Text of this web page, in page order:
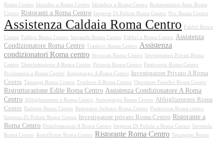
Roma Centro
Idraulici a Roma Centro Idraulico a Roma Centro
Rottamazione Auto Roma
Centro Ristoranti a Roma Centro Imprese Di Pulizie Roma Centro Ncc Roma Centro
Assistenza Caldaia Roma Centro
Fabbri Roma
Centro
Fabbro Roma Centro Serrande Roma Centro Fabbri a Roma Centro Assistenza
Condizionatore Roma Centro Trasloco Roma Centro Assistenza
condizionatori Roma centro Avvocati Roma Centro
Investigatori Privati Roma
Centro
Disinfestazione A Roma Centro Pizzeria Roma Centro
Pasticcerie Roma Centro
Profumeria a Roma Centro Autospurgo A Roma Centro
Investigatore Privato A Roma
Centro Tatuaggi Roma Centro Trasloco A Roma Centro Onoranze Funebri Roma Centro
Ristrutturazione Edile Roma Centro Assistenza Condizionatore A Roma
Centro Abbigliamento a Roma Centro Autospurgo Roma Centro Abbigliamento Roma
Centro
Badante Roma Centro Ristorante Indiano Roma Centro
Pasticceria Roma centro
Impresa Di Pulizie Roma Centro
Investigatore privato Roma Centro Ristorante a
Roma Centro
Disinfestazioni A Roma Centro Impresa Di Pulizie a Roma Centro Serranda
Roma Centro Autofficine Roma Centro Ristorante Roma Centro Tatuaggio Roma